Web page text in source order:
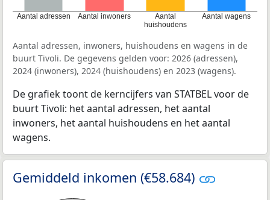
Aantal adressen Aantal inwoners
Aantal
huishoudens
Aantal wagens
Aantal adressen, inwoners, huishoudens en wagens in de
buurt Tivoli. De gegevens gelden voor: 2026 (adressen),
2024 (inwoners), 2024 (huishoudens) en 2023 (wagens).
De grafiek toont de kerncijfers van STATBEL voor de
buurt Tivoli: het aantal adressen, het aantal
inwoners, het aantal huishoudens en het aantal
wagens.
Gemiddeld inkomen (€58.684)